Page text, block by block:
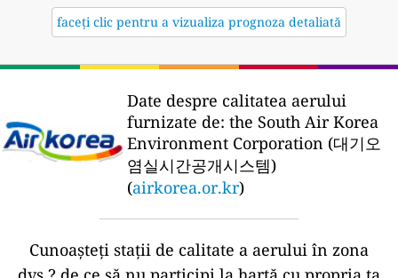
faceți clic pentru a vizualiza prognoza detaliată
Date despre calitatea aerului
furnizate de: the South Air Korea
Environment Corporation (대기오
염실시간공개시스템)
(airkorea.or.kr)
Cunoașteți stații de calitate a aerului în zona